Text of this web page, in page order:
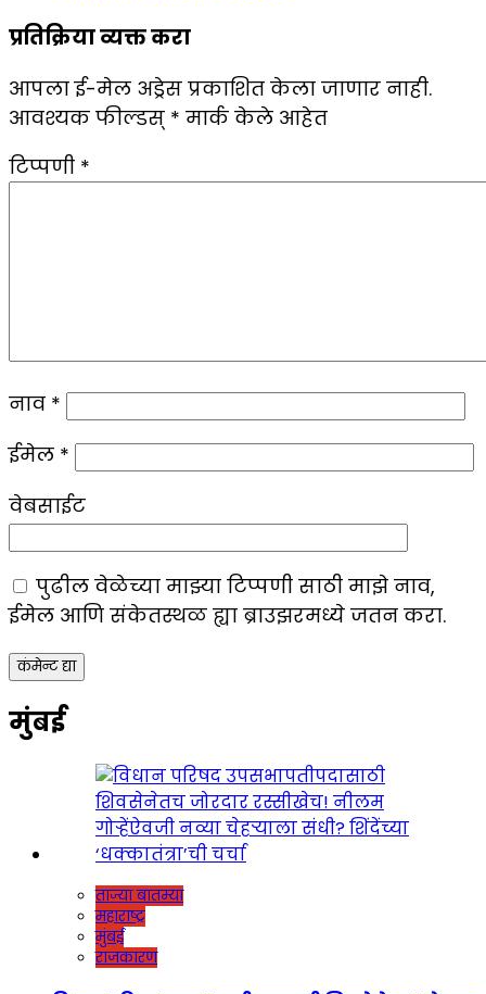
प्रतिक्रिया व्यक्त करा
आपला ई-मेल अड्रेस प्रकाशित केला जाणार नाही.
आवश्यक फील्डस् * मार्क केले आहेत
टिप्पणी *
नाव *
ईमेल *
वेबसाईट
पुढील वेळेच्या माझ्या टिप्पणी साठी माझे नाव,
ईमेल आणि संकेतस्थळ ह्या ब्राउझरमध्ये जतन करा.
मुंबई
ताज्या बातम्या
महाराष्ट्र
मुंबई
राजकारण